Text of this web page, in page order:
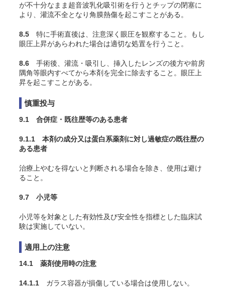
が不十分なまま超音波乳化吸引術を行うとチップの閉塞に
より、灌流不全となり角膜熱傷を起こすことがある。
8.5 特に手術直後は、注意深く眼圧を観察すること。もし
眼圧上昇があらわれた場合は適切な処置を行うこと。
8.6 手術後、灌流・吸引し、挿入したレンズの後方や前房
隅角等眼内すべてから本剤を完全に除去すること。眼圧上
昇を起こすことがある。
慎重投与
9.1 合併症・既往歴等のある患者
9.1.1 本剤の成分又は蛋白系薬剤に対し過敏症の既往歴の
ある患者
治療上やむを得ないと判断される場合を除き、使用は避け
ること。
9.7 小児等
小児等を対象とした有効性及び安全性を指標とした臨床試
験は実施していない。
適用上の注意
14.1 薬剤使用時の注意
14.1.1 ガラス容器が損傷している場合は使用しない。